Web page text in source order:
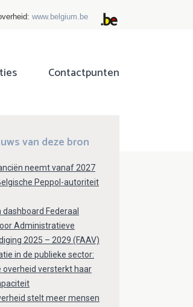
www.belgium.be
Contactpunten
van deze bron
neemt vanaf 2027
Peppol-autoriteit
Federaal
Administratieve
2025 – 2029 (FAAV)
in de publieke sector:
overheid versterkt haar
stelt meer mensen